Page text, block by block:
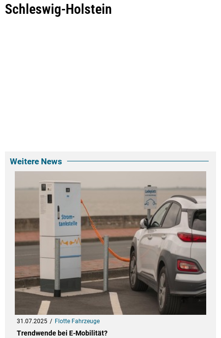
Schleswig-Holstein
Weitere News
31.07.2025 Flotte Fahrzeuge
Trendwende bei E-Mobilität?